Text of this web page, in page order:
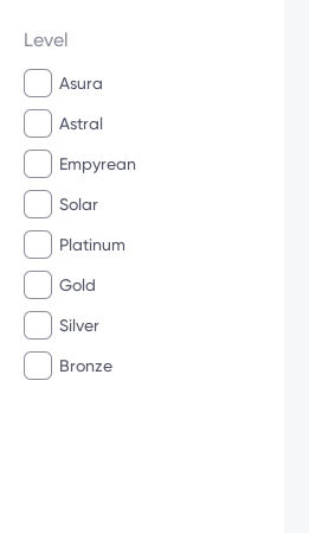
Level
Asura
Astral
Empyrean
Solar
Platinum
Gold
Silver
Bronze